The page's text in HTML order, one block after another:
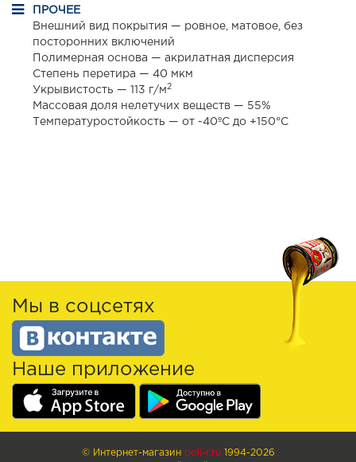
ПРОЧЕЕ
Внешний вид покрытия — ровное, матовое, без
посторонних включений
Полимерная основа — акрилатная дисперсия
Степень перетира — 40 мкм
Укрывистость — 113 г/м 2
Массовая доля нелетучих веществ — 55%
Температуростойкость — от -40ºС до +150°С
Мы в соцсетях
Наше приложение
© Интернет-магазин poli-r.ru1994-2026